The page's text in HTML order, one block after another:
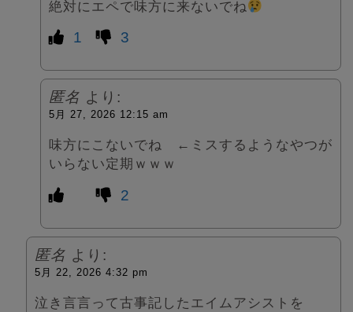
絶対にエペで味方に来ないでね
1 3
匿名 より:
5月 27, 2026 12:15 am
味方にこないでね ←ミスするようなやつが
いらない定期ｗｗｗ
2
匿名 より:
5月 22, 2026 4:32 pm
泣き言言って古事記したエイムアシストを